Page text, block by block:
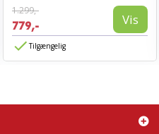
1.299,-
779,- Vis
Tilgængelig